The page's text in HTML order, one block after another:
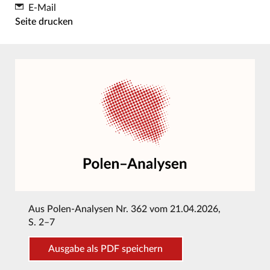
E-Mail
Seite drucken
Aus Polen-Analysen Nr. 362 vom 21.04.2026,
S. 2–7
Ausgabe als PDF speichern